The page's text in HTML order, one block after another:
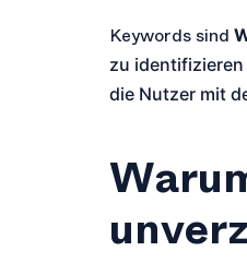
Keywords sind
zu
die Nutzer mit